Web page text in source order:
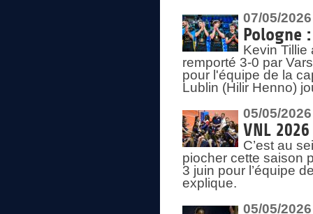
07/05/2026
Pologne
Kevin Tillie
remporté 3-0 par
pour l'équipe de la
Lublin (Hilir Henno)
05/05/2026
VNL
C’est au
piocher cette saison
3 juin pour l’équipe
explique.
05/05/2026